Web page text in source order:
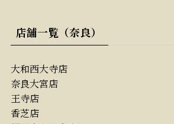
店舗一覧（奈良）
大和西大寺店
奈良大宮店
王寺店
香芝店